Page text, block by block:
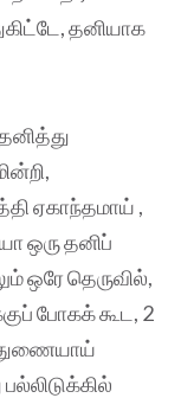
தனியாக
ஏகாந்தமாய் ,
ஒரு தனிப்
ஒரே தெருவில்,
போகக் கூட, 2
துணையாய்